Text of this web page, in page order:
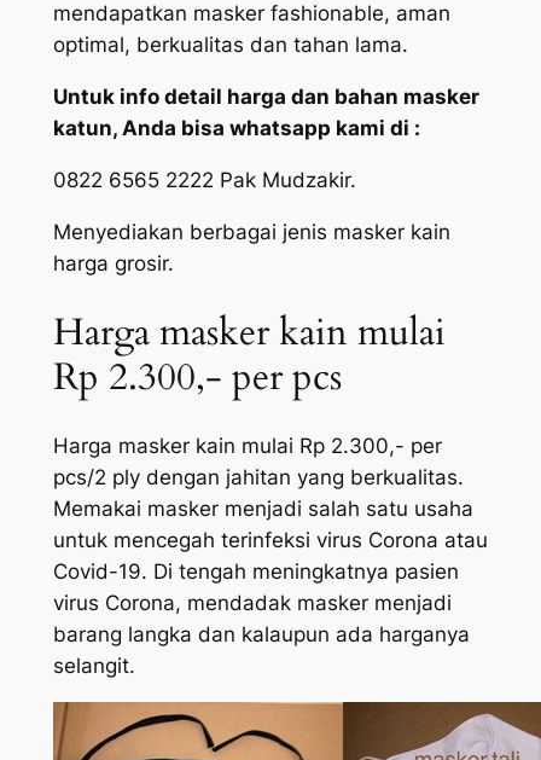
mendapatkan masker fashionable, aman
optimal, berkualitas dan tahan lama.
Untuk info detail harga dan bahan masker
katun, Anda bisa whatsapp kami di :
0822 6565 2222 Pak Mudzakir.
Menyediakan berbagai jenis masker kain
harga grosir.
Harga masker kain mulai
Rp 2.300,- per pcs
Harga masker kain mulai Rp 2.300,- per
pcs/2 ply dengan jahitan yang berkualitas.
Memakai masker menjadi salah satu usaha
untuk mencegah terinfeksi virus Corona atau
Covid-19. Di tengah meningkatnya pasien
virus Corona, mendadak masker menjadi
barang langka dan kalaupun ada harganya
selangit.